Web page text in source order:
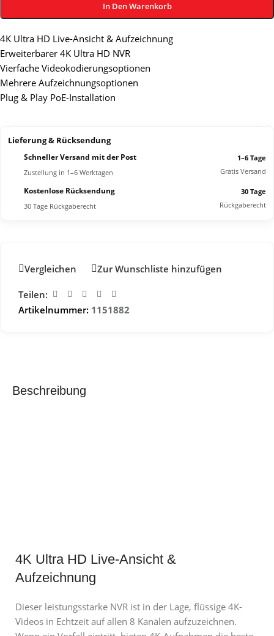
In Den Warenkorb
4K Ultra HD Live-Ansicht & Aufzeichnung
Erweiterbarer 4K Ultra HD NVR
Vierfache Videokodierungsoptionen
Mehrere Aufzeichnungsoptionen
Plug & Play PoE-Installation
Lieferung & Rücksendung
Schneller Versand mit der Post
Zustellung in 1–6 Werktagen
1–6 Tage
Gratis Versand
Kostenlose Rücksendung
30 Tage Rückgaberecht
30 Tage
Rückgaberecht
Vergleichen Zur Wunschliste hinzufügen
Teilen:
Artikelnummer: 1151882
Beschreibung
4K Ultra HD Live-Ansicht &
Aufzeichnung
Dieser leistungsstarke NVR ist in der Lage, flüssige 4K-
Videos in Echtzeit auf allen 8 Kanälen aufzuzeichnen.